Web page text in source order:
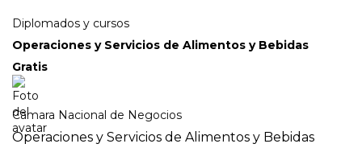
Diplomados y cursos
Operaciones y Servicios de Alimentos y Bebidas
Gratis
Camara Nacional de Negocios
Operaciones y Servicios de Alimentos y Bebidas